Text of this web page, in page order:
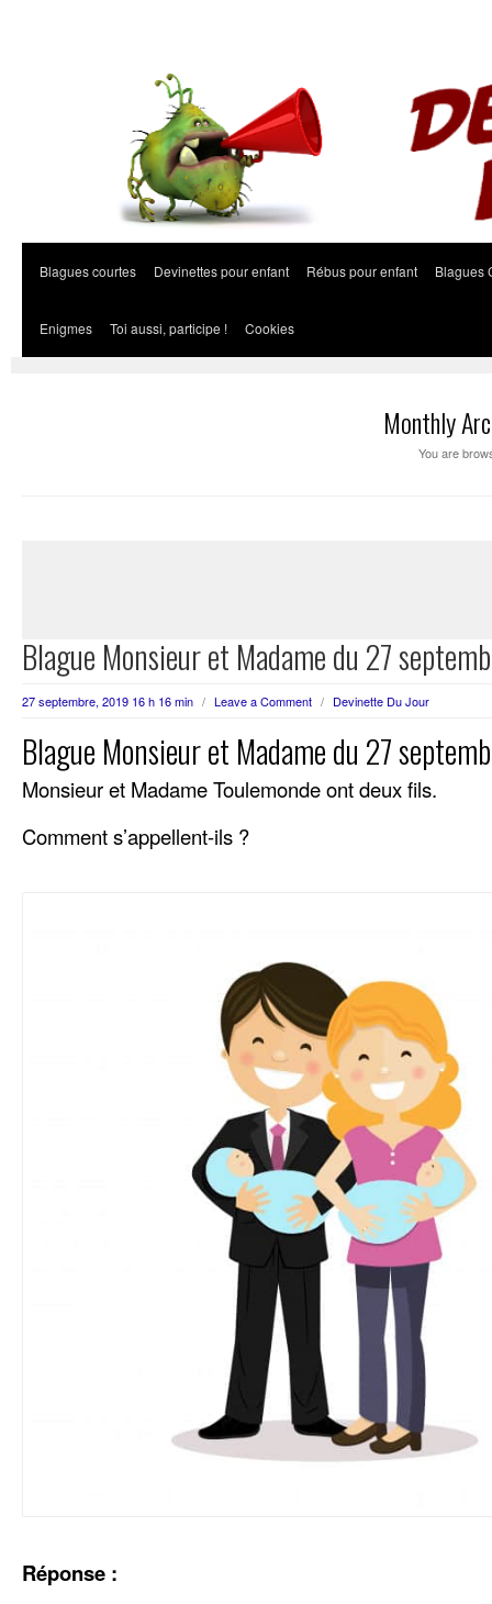
Blagues courtes Devinettes pour enfant Rébus pour enfant Blagues
Enigmes Toi aussi, participe ! Cookies
Monthly
You are
Blague Monsieur et Madame du 27
27 septembre, 2019 16 h 16 min / Leave a Comment / Devinette Du Jour
Blague Monsieur et Madame du 27
Monsieur et Madame Toulemonde ont deux fils.
Comment s’appellent-ils ?
Réponse :